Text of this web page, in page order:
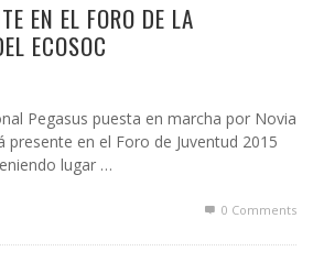
EN EL FORO DE LA
ECOSOC
Pegasus puesta en marcha por Novia
presente en el Foro de Juventud 2015
lugar …
0 Comments